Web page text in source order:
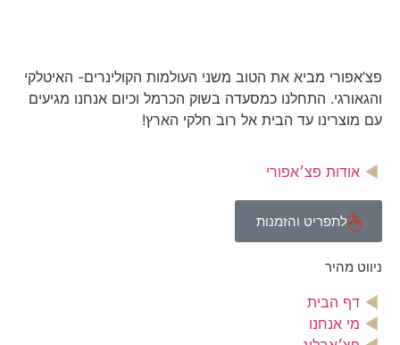
פצ’אפורי מביא את הטוב משני העולמות הקולינרים- האיטלקי
והגאורגי. התחלנו כמסעדה בשוק הכרמל וכיום אנחנו מגיעים
עם מוצרינו עד הבית אל רוב חלקי הארץ!
אודות פצ׳אפורי
לתפריט והזמנות
ניווט מהיר
דף הבית
מי אנחנו